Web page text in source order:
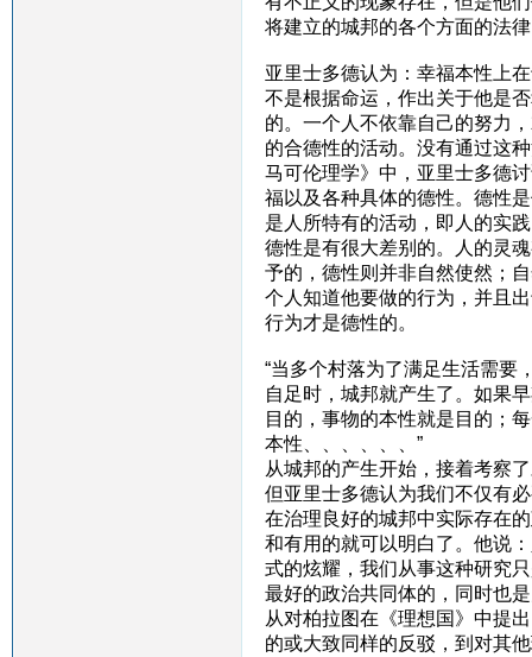
将建立的城邦的各个方面的法
亚里士多德认为：幸福本性上
不是根据命运，作出关于他是
的。一个人不依靠自己的努力
的合德性的活动。没有通过这
马可伦理学》中，亚里士多德
福以及各种具体的德性。德性
是人所特有的活动，即人的实
德性是有很大差别的。人的灵
予的，德性则并非自然使然；
个人知道他要做的行为，并且
行为才是德性的。
“当多个村落为了满足生活需要
自足时，城邦就产生了。如果
目的，事物的本性就是目的；
本性、、、、、、”
从城邦的产生开始，接着考察
但亚里士多德认为我们不仅有
在治理良好的城邦中实际存在
和有用的就可以明白了。他说
式的炫耀，我们从事这种研究
最好的政治共同体的，同时也
从对柏拉图在《理想国》中提
的或大致同样的反驳，到对其